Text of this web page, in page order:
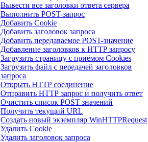
Вывести все заголовки ответа сервера
Выполнить POST-запрос
Добавить Cookie
Добавить заголовок запроса
Добавить передаваемое POST-значение
Добавление заголовков к HTTP запросу
Загрузить страницу с приёмом Cookies
Загрузить файл с передачей заголовков
запроса
Открыть HTTP соединение
Отправить HTTP запрос и получить ответ
Очистить список POST значений
Получить текущий URL
Создать новый экземпляр WinHTTPRequest
Удалить Cookie
Удалить заголовок запроса